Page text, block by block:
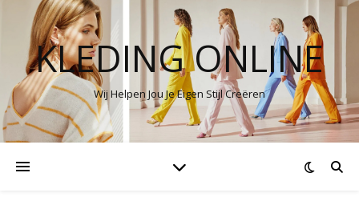
KLEDING ONLINE
Wij Helpen Jou Je Eigen Stijl Creëren